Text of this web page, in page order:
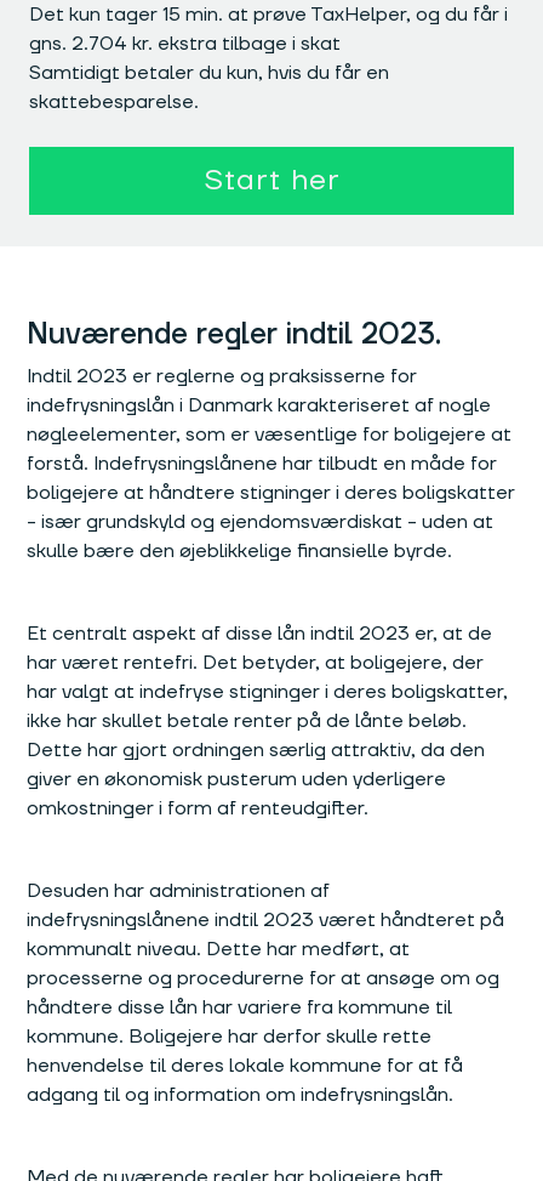
Det kun tager 15 min. at prøve TaxHelper, og du får i
gns. 2.704 kr. ekstra tilbage i skat
Samtidigt betaler du kun, hvis du får en
skattebesparelse.
Start her
Nuværende regler indtil 2023.
Indtil 2023 er reglerne og praksisserne for
indefrysningslån i Danmark karakteriseret af nogle
nøgleelementer, som er væsentlige for boligejere at
forstå. Indefrysningslånene har tilbudt en måde for
boligejere at håndtere stigninger i deres boligskatter
- især grundskyld og ejendomsværdiskat - uden at
skulle bære den øjeblikkelige finansielle byrde.
Et centralt aspekt af disse lån indtil 2023 er, at de
har været rentefri. Det betyder, at boligejere, der
har valgt at indefryse stigninger i deres boligskatter,
ikke har skullet betale renter på de lånte beløb.
Dette har gjort ordningen særlig attraktiv, da den
giver en økonomisk pusterum uden yderligere
omkostninger i form af renteudgifter.
Desuden har administrationen af
indefrysningslånene indtil 2023 været håndteret på
kommunalt niveau. Dette har medført, at
processerne og procedurerne for at ansøge om og
håndtere disse lån har variere fra kommune til
kommune. Boligejere har derfor skulle rette
henvendelse til deres lokale kommune for at få
adgang til og information om indefrysningslån.